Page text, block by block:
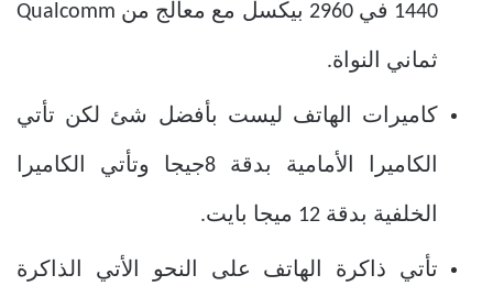
1440 في 2960 بيكسل مع معالج من Qualcomm
ثماني النواة.
كاميرات الهاتف ليست بأفضل شئ لكن تأتي
الكاميرا الأمامية بدقة 8جيجا وتأتي الكاميرا
الخلفية بدقة 12 ميجا بايت.
تأتي ذاكرة الهاتف على النحو الأتي الذاكرة